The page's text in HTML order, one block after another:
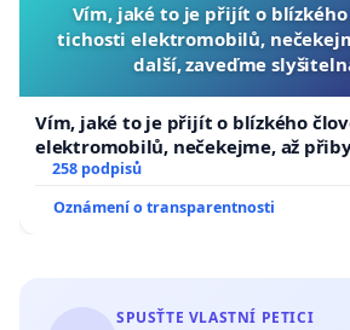
Vím, jaké to je přijít o
tichosti elektromobilů,
další, zaveďme
Vím, jaké to je přijít o blízkého
elektromobilů, nečekejme, až
zaveďme slyšitelná auta!
258 podpisů
Oznámení o transparentnosti
SPUSŤTE VLASTNÍ PETICI